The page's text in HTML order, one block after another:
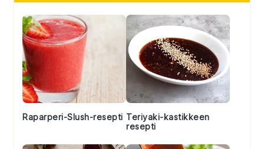
Sidebar
Raparperi-Slush-resepti Teriyaki-kastikkeen
resepti